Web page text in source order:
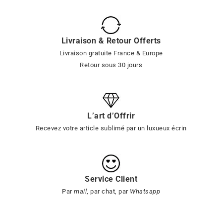
Livraison & Retour Offerts
Livraison gratuite France & Europe
Retour sous 30 jours
L’art d’Offrir
Recevez votre article sublimé par un luxueux écrin
Service Client
Par mail, par chat, parWhatsapp